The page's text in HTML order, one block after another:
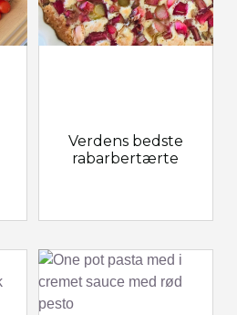
Verdens bedste
rabarbertærte